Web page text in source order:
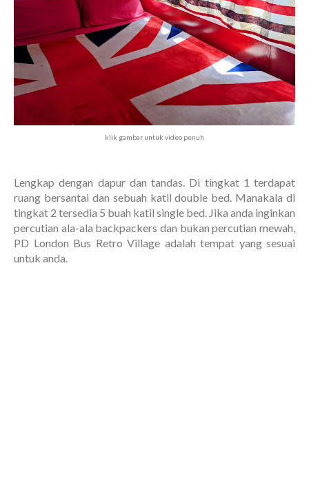
klik gambar untuk video penuh
Lengkap dengan dapur dan tandas. Di tingkat 1 terdapat
ruang bersantai dan sebuah katil double bed. Manakala di
tingkat 2 tersedia 5 buah katil single bed. Jika anda inginkan
percutian ala-ala backpackers dan bukan percutian mewah,
PD London Bus Retro Village adalah tempat yang sesuai
untuk anda.